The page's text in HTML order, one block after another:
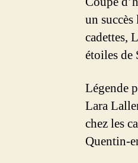
un
cadettes,
étoiles de
Légende
Lara
chez les
Quentin-